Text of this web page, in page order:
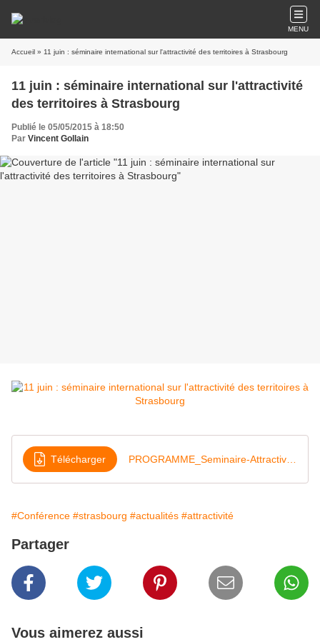
MENU
Accueil » 11 juin : séminaire international sur l'attractivité des territoires à Strasbourg
11 juin : séminaire international sur l'attractivité
des territoires à Strasbourg
Publié le 05/05/2015 à 18:50
Par Vincent Gollain
Télécharger
#Conférence #strasbourg #actualités #attractivité
Partager
Vous aimerez aussi